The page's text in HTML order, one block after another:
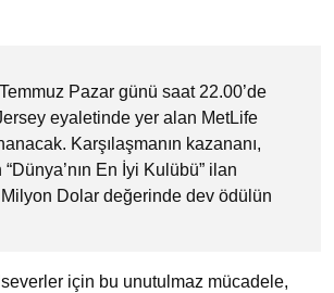
Pazar günü saat 22.00’de
eyaletinde yer alan MetLife
Karşılaşmanın kazananı,
“Dünya’nın En İyi Kulübü” ilan
Dolar değerinde dev ödülün
için bu unutulmaz mücadele,